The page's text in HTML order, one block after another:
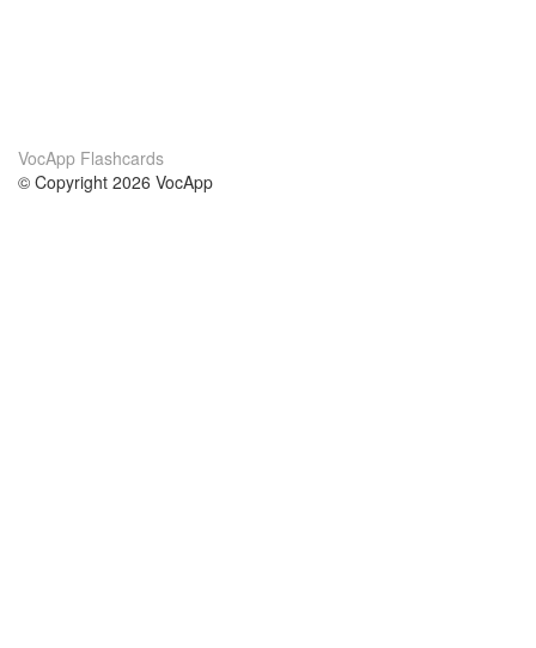
VocApp Flashcards
© Copyright 2026 VocApp